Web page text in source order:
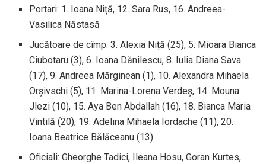
Portari: 1. Ioana Niță, 12. Sara Rus, 16. Andreea-
Vasilica Năstasă
Jucătoare de cîmp: 3. Alexia Niță (25), 5. Mioara Bianca
Ciubotaru (3), 6. Ioana Dănilescu, 8. Iulia Diana Sava
(17), 9. Andreea Mărginean (1), 10. Alexandra Mihaela
Orșivschi (5), 11. Marina-Lorena Verdeș, 14. Mouna
Jlezi (10), 15. Aya Ben Abdallah (16), 18. Bianca Maria
Vintilă (20), 19. Adelina Mihaela Iordache (11), 20.
Ioana Beatrice Bălăceanu (13)
Oficiali: Gheorghe Tadici, Ileana Hosu, Goran Kurtes,